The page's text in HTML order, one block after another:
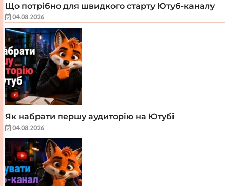
Що потрібно для швидкого старту Ютуб-каналу
04.08.2026
Як набрати першу аудиторію на Ютубі
04.08.2026